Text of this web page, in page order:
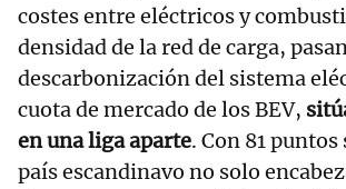
costes entre eléctricos y
densidad de la red de carga,
descarbonización del sistema
cuota de mercado de los BEV,
en una liga aparte. Con 81
país escandinavo no solo